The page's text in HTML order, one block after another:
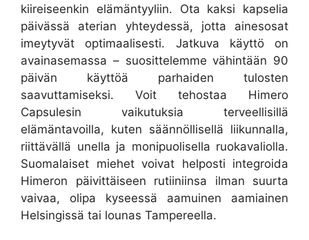
kiireiseenkin elämäntyyliin. Ota kaksi kapselia
päivässä aterian yhteydessä, jotta ainesosat
imeytyvät optimaalisesti. Jatkuva käyttö on
avainasemassa – suosittelemme vähintään 90
päivän käyttöä parhaiden tulosten
saavuttamiseksi. Voit tehostaa Himero
Capsulesin vaikutuksia terveellisillä
elämäntavoilla, kuten säännöllisellä liikunnalla,
riittävällä unella ja monipuolisella ruokavaliolla.
Suomalaiset miehet voivat helposti integroida
Himeron päivittäiseen rutiiniinsa ilman suurta
vaivaa, olipa kyseessä aamuinen aamiainen
Helsingissä tai lounas Tampereella.